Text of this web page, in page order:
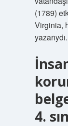
(1789)
Virginia,
yazarıydı.
4.